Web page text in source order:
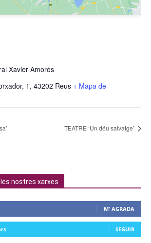
Xavier Amorós
1, 43202 Reus + Mapa de
TEATRE ‘Un déu salvatge’
nostres xarxes
M' AGRADA
SEGUIR